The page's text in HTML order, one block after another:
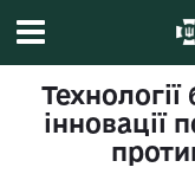
Технології
інновації